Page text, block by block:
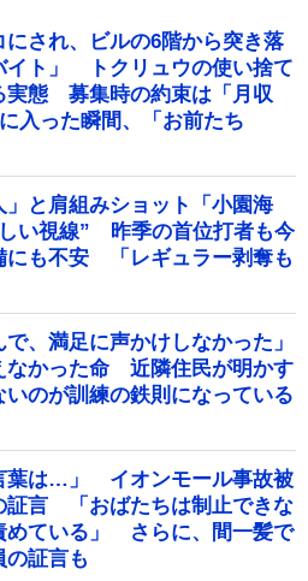
にされ、ビルの6階から突き落
ト」 トクリュウの使い捨て
実態 募集時の約束は「月収
入った瞬間、「お前たち
」と肩組みショット「小園海
い視線” 昨季の首位打者も今
にも不安 「レギュラー剥奪も
で、満足に声かけしなかった」
なかった命 近隣住民が明かす
いのが訓練の鉄則になっている
葉は…」 イオンモール事故被
証言 「おばたちは制止できな
めている」 さらに、間一髪で
の証言も